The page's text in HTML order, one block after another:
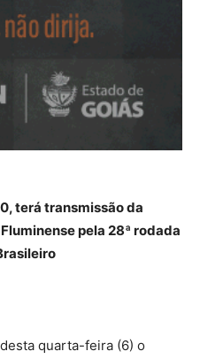
terá transmissão da
pela 28ª rodada
quarta-feira (6) o